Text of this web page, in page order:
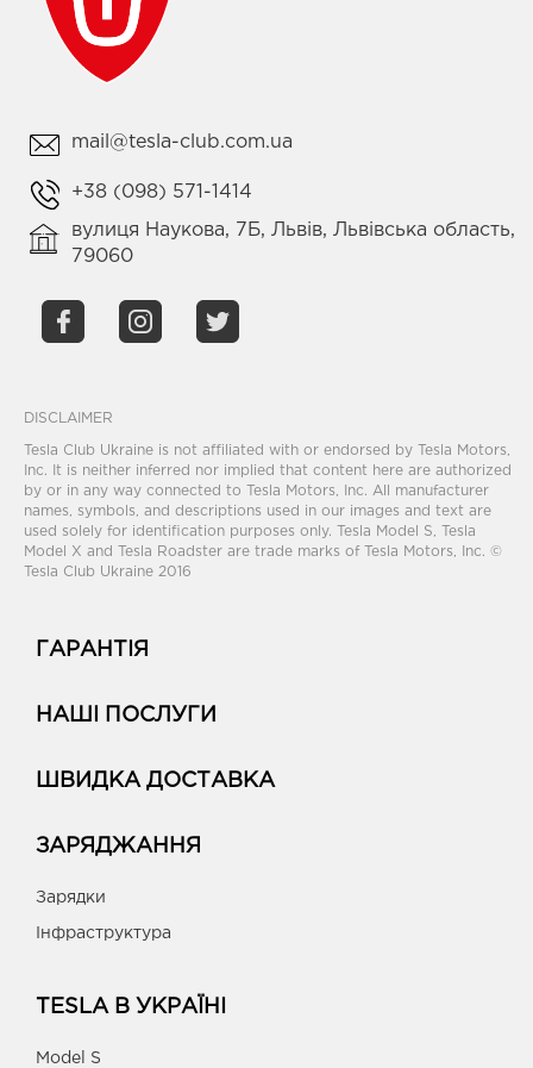
mail@tesla-club.com.ua
+38 (098) 571-1414
вулиця Наукова, 7Б, Львів, Львівська область,
79060
DISCLAIMER
Tesla Club Ukraine is not affiliated with or endorsed by Tesla Motors,
Inc. It is neither inferred nor implied that content here are authorized
by or in any way connected to Tesla Motors, Inc. All manufacturer
names, symbols, and descriptions used in our images and text are
used solely for identification purposes only. Tesla Model S, Tesla
Model X and Tesla Roadster are trade marks of Tesla Motors, Inc. ©
Tesla Club Ukraine 2016
ГАРАНТІЯ
НАШІ ПОСЛУГИ
ШВИДКА ДОСТАВКА
ЗАРЯДЖАННЯ
Зарядки
Інфраструктура
TESLA В УКРАЇНІ
Model S